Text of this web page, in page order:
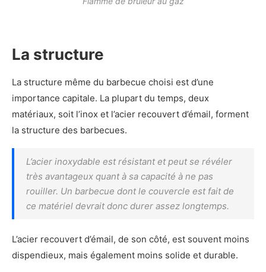
La structure
La structure même du barbecue choisi est d’une
importance capitale. La plupart du temps, deux
matériaux, soit l’inox et l’acier recouvert d’émail, forment
la structure des barbecues.
L’acier inoxydable est résistant et peut se révéler
très avantageux quant à sa capacité à ne pas
rouiller. Un barbecue dont le couvercle est fait de
ce matériel devrait donc durer assez longtemps.
L’acier recouvert d’émail, de son côté, est souvent moins
dispendieux, mais également moins solide et durable.